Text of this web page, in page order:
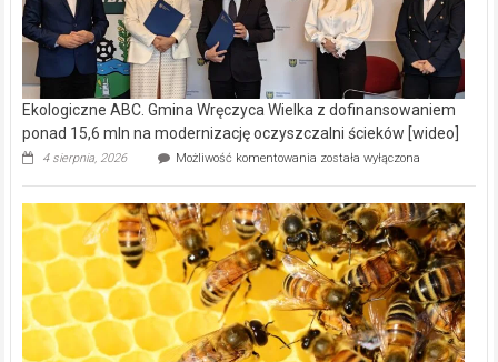
Ekologiczne ABC. Gmina Wręczyca Wielka z dofinansowaniem
ponad 15,6 mln na modernizację oczyszczalni ścieków [wideo]
4 sierpnia, 2026 Możliwość komentowania Ekologiczne
Wręczyca
Wielka
z
dofinansowaniem
ponad
15,6
mln
na
modernizację
została wyłączona